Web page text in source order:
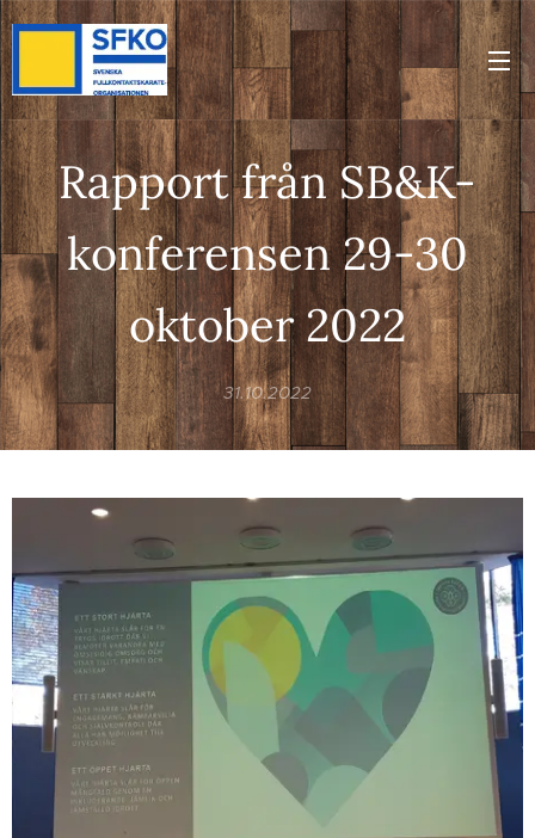
Rapport från SB&K-
konferensen 29-30
oktober 2022
31.10.2022